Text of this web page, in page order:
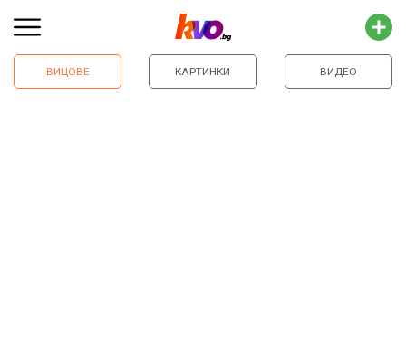
ВИЦОВЕ КАРТИНКИ ВИДЕО